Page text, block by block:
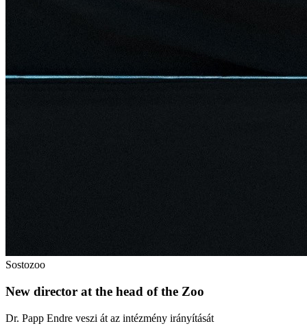
Sostozoo
New director at the head of the Zoo
Dr. Papp Endre veszi át az intézmény irányítását